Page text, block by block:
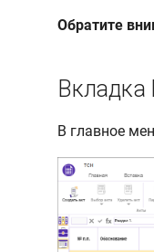
Обратите
Вкладка
В главное